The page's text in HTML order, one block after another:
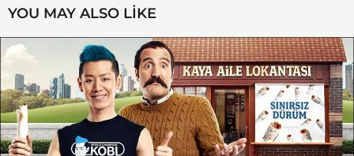
YOU MAY ALSO LIKE